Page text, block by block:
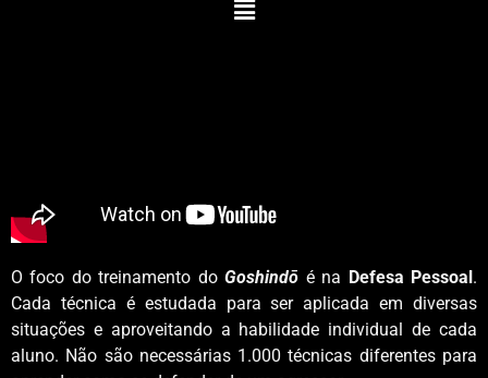
O foco do treinamento doGoshindō é na Defesa Pessoal.
Cada técnica é estudada para ser aplicada em diversas
situações e aproveitando a habilidade individual de cada
aluno. Não são necessárias 1.000 técnicas diferentes para